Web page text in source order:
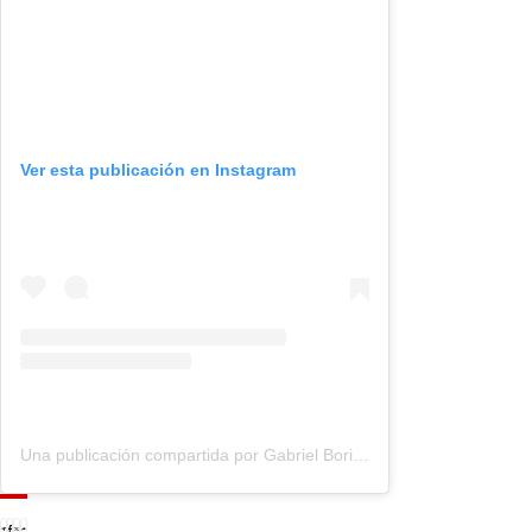
Ver esta publicación en Instagram